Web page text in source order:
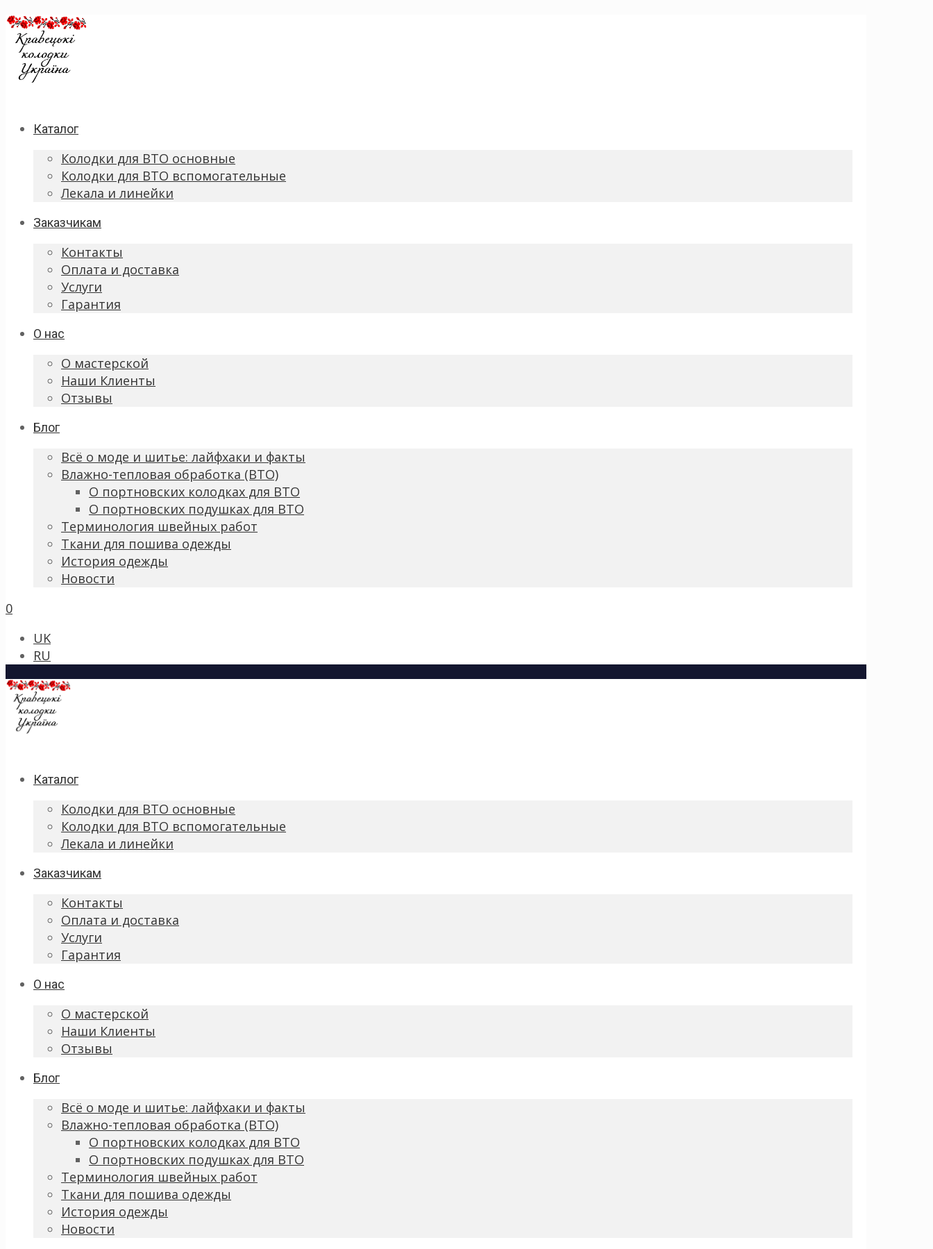
Каталог
Колодки для ВТО основные
Колодки для ВТО вспомогательные
Лекала и линейки
Заказчикам
Контакты
Оплата и доставка
Услуги
Гарантия
О нас
О мастерской
Наши Клиенты
Отзывы
Блог
Всё о моде и шитье: лайфхаки и факты
Влажно-тепловая обработка (ВТО)
О портновских колодках для ВТО
О портновских подушках для ВТО
Терминология швейных работ
Ткани для пошива одежды
История одежды
Новости
0
UK
RU
Каталог
Колодки для ВТО основные
Колодки для ВТО вспомогательные
Лекала и линейки
Заказчикам
Контакты
Оплата и доставка
Услуги
Гарантия
О нас
О мастерской
Наши Клиенты
Отзывы
Блог
Всё о моде и шитье: лайфхаки и факты
Влажно-тепловая обработка (ВТО)
О портновских колодках для ВТО
О портновских подушках для ВТО
Терминология швейных работ
Ткани для пошива одежды
История одежды
Новости